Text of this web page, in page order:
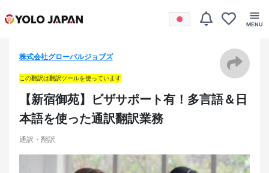
株式会社グローバルジョブズ
この翻訳は翻訳ツールを使っています
【新宿御苑】ビザサポート有！多言語＆日
本語を使った通訳翻訳業務
通訳・翻訳